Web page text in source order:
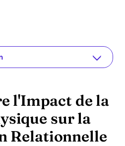
Physique sur la Satisfaction Relationnelle
votre relation
Pratiquesà Retenir
l'Impact de la
sur la
Relationnelle